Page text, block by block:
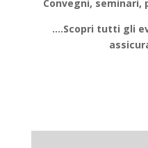
Convegni,
….Scopri tutti gli